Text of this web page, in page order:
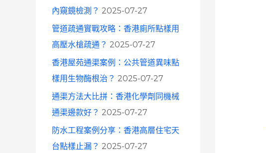
內窺鏡檢測？ 2025-07-27
管道疏通實戰攻略：香港廁所點樣用
高壓水槍疏通？ 2025-07-27
香港屋苑通渠案例：公共管道異味點
樣用生物酶根治？ 2025-07-27
通渠方法大比拼：香港化學劑同機械
通渠邊款好？ 2025-07-27
防水工程案例分享：香港高層住宅天
台點樣止漏？ 2025-07-27